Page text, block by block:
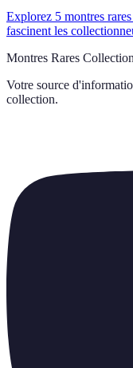
Explorez 5 montres
fascinent les
Montres Rares Collection
Votre source
collection.